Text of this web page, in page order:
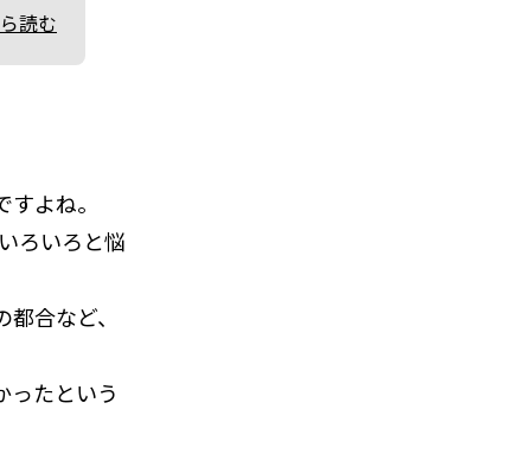
読む
よね。
ろいろと悩
合など、
ったという